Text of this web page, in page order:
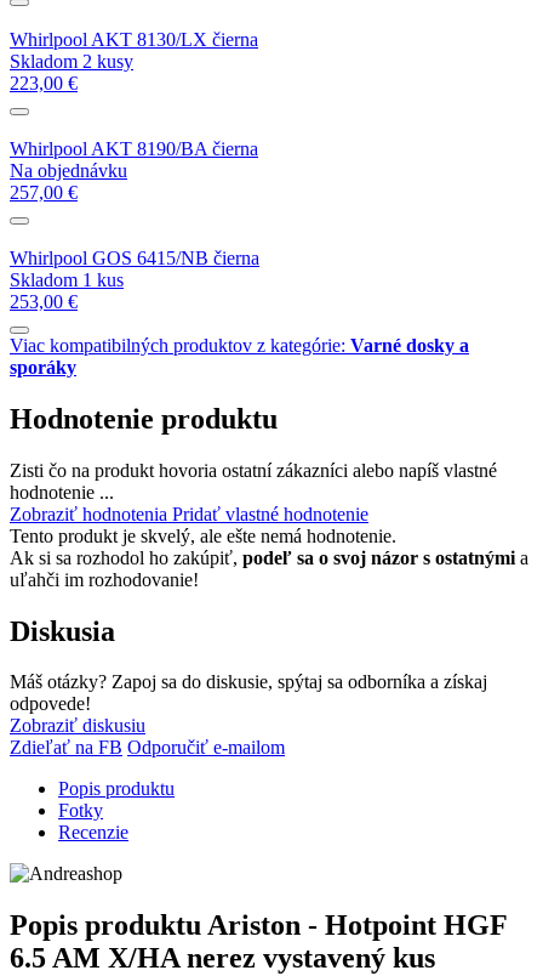
Whirlpool AKT 8130/LX čierna
Skladom 2 kusy
223,00 €
Whirlpool AKT 8190/BA čierna
Na objednávku
257,00 €
Whirlpool GOS 6415/NB čierna
Skladom 1 kus
253,00 €
Viac kompatibilných produktov z kategórie: Varné dosky a
sporáky
Hodnotenie produktu
Zisti čo na produkt hovoria ostatní zákazníci alebo napíš vlastné
hodnotenie ...
Zobraziť hodnotenia Pridať vlastné hodnotenie
Tento produkt je skvelý, ale ešte nemá hodnotenie.
Ak si sa rozhodol ho zakúpiť, podeľ sa o svoj názor s ostatnými a
uľahči im rozhodovanie!
Diskusia
Máš otázky? Zapoj sa do diskusie, spýtaj sa odborníka a získaj
odpovede!
Zobraziť diskusiu
Zdieľať na FB Odporučiť e-mailom
Popis produktu
Fotky
Recenzie
Popis produktuAriston - Hotpoint HGF
6.5 AM X/HA nerez vystavený kus